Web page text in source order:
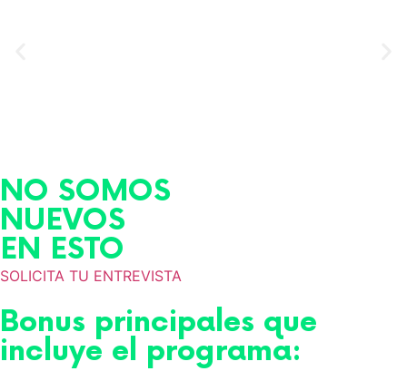
NO SOMOS
NUEVOS
EN ESTO
SOLICITA TU ENTREVISTA
Bonus principales que
incluye el programa: